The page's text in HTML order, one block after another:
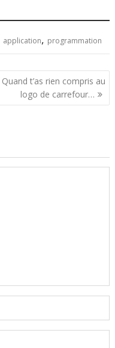
application, programmation
Quand t’as rien compris au
logo de carrefour…